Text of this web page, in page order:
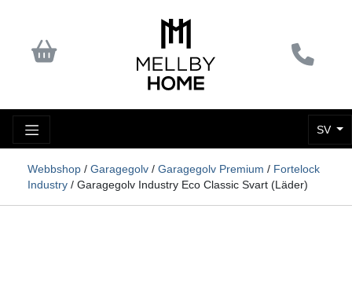
SV
Webbshop / Garagegolv / Garagegolv Premium / Fortelock
Industry / Garagegolv Industry Eco Classic Svart (Läder)